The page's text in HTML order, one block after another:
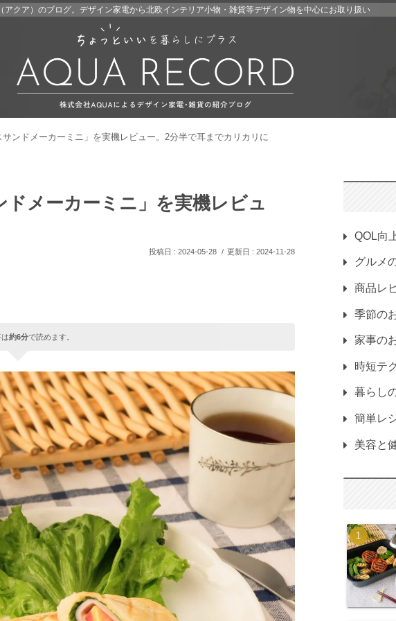
アクア）のブログ。デザイン家電から北欧インテリア小物・雑貨等デザイン物を中心にお取り扱い
ンドメーカーミニ」を実機レビュー。2分半で耳までカリカリに
メーカーミニ」を実機レビュ
2024-05-28 2024-11-28
約6分で読めます。
QOL向
グルメ
商品レ
季節の
家事の
時短テ
暮らし
簡単レ
美容と